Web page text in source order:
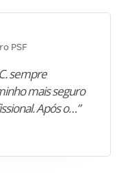
PSF
sempre
mais seguro
Após o…”